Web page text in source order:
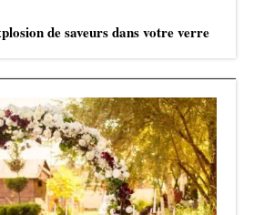
de saveurs dans votre verre